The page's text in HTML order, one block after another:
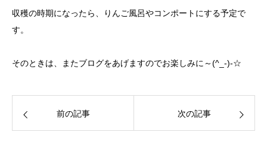
収穫の時期になったら、りんご風呂やコンポートにする予定で
す。
そのときは、またブログをあげますのでお楽しみに～(^_-)-☆
前の記事 次の記事